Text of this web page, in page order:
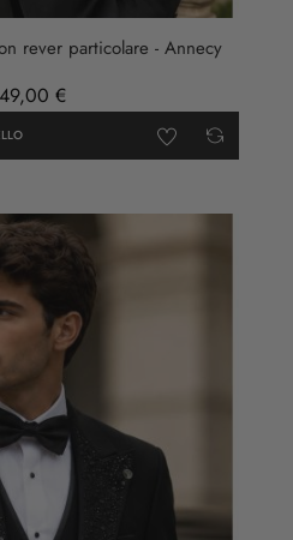
rever particolare - Annecy
€